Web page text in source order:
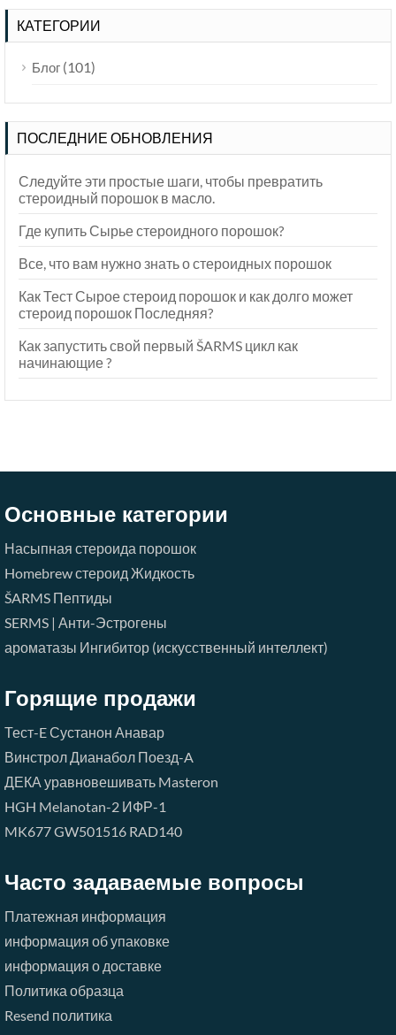
КАТЕГОРИИ
Блог (101)
ПОСЛЕДНИЕ ОБНОВЛЕНИЯ
Следуйте эти простые шаги, чтобы превратить
стероидный порошок в масло.
Где купить Сырье стероидного порошок?
Все, что вам нужно знать о стероидных порошок
Как Тест Сырое стероид порошок и как долго может
стероид порошок Последняя?
Как запустить свой первый ŠARMS цикл как
начинающие ?
Основные категории
Насыпная стероида порошок
Homebrew стероид Жидкость
ŠARMS Пептиды
SERMS | Анти-Эстрогены
ароматазы Ингибитор (искусственный интеллект)
Горящие продажи
Тест-EСустанон Анавар
ВинстролДианабол Поезд-A
ДЕКА уравновешивать Masteron
HGH Melanotan-2 ИФР-1
MK677GW501516 RAD140
Часто задаваемые вопросы
Платежная информация
информация об упаковке
информация о доставке
Политика образца
Resend политика